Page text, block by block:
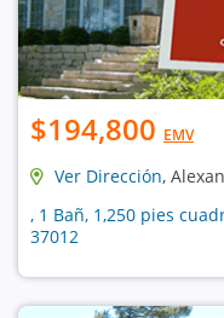
$194,800 EMV
Ver Dirección,
, 1 Bañ, 1,250 pies
37012